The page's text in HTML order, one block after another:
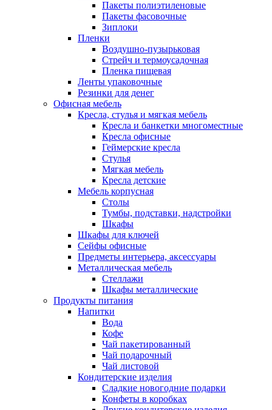
Пакеты полиэтиленовые
Пакеты фасовочные
Зиплоки
Пленки
Воздушно-пузырьковая
Стрейч и термоусадочная
Пленка пищевая
Ленты упаковочные
Резинки для денег
Офисная мебель
Кресла, стулья и мягкая мебель
Кресла и банкетки многоместные
Кресла офисные
Геймерские кресла
Стулья
Мягкая мебель
Кресла детские
Мебель корпусная
Столы
Тумбы, подставки, надстройки
Шкафы
Шкафы для ключей
Сейфы офисные
Предметы интерьера, аксессуары
Металлическая мебель
Стеллажи
Шкафы металлические
Продукты питания
Напитки
Вода
Кофе
Чай пакетированный
Чай подарочный
Чай листовой
Кондитерские изделия
Сладкие новогодние подарки
Конфеты в коробках